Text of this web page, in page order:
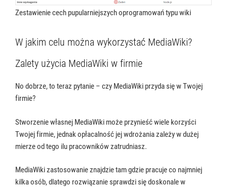
Zestawienie cech pupularniejszych oprogramowań typu wiki
W jakim celu można wykorzystać MediaWiki?
Zalety użycia MediaWiki w firmie
No dobrze, to teraz pytanie – czy MediaWiki przyda się w Twojej
firmie?
Stworzenie własnej MediaWiki może przynieść wiele korzyści
Twojej firmie, jednak opłacalność jej wdrożania zależy w dużej
mierze od tego ilu pracowników zatrudniasz.
MediaWiki zastosowanie znajdzie tam gdzie pracuje co najmniej
kilka osób, dlatego rozwiązanie sprawdzi się doskonale w